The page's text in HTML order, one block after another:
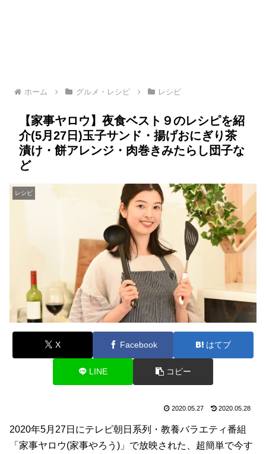
ホーム グルメ・レシピ レシピ
【家事ヤロウ】夜食ベスト９のレシピを紹
介(5月27日)玉子サンド・揚げおにぎり茶
漬け・餅アレンジ・肉巻きみたらし団子な
ど
レシピ
X Facebook はてブ
LINE コピー
2020.05.27 2020.05.28
2020年5月27日にテレビ朝日系列・教養バラエティ番組
「家事ヤロウ(家事やろう)」で放映された、超簡単で今す